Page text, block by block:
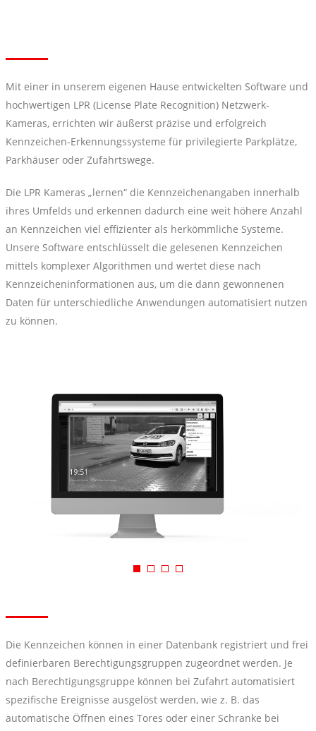
Mit einer in unserem eigenen Hause entwickelten Software und
hochwertigen LPR (License Plate Recognition) Netzwerk-
Kameras, errichten wir äußerst präzise und erfolgreich
Kennzeichen-Erkennungssysteme für privilegierte Parkplätze,
Parkhäuser oder Zufahrtswege.
Die LPR Kameras „lernen“ die Kennzeichenangaben innerhalb
ihres Umfelds und erkennen dadurch eine weit höhere Anzahl
an Kennzeichen viel effizienter als herkömmliche Systeme.
Unsere Software entschlüsselt die gelesenen Kennzeichen
mittels komplexer Algorithmen und wertet diese nach
Kennzeicheninformationen aus, um die dann gewonnenen
Daten für unterschiedliche Anwendungen automatisiert nutzen
zu können.
Die Kennzeichen können in einer Datenbank registriert und frei
definierbaren Berechtigungsgruppen zugeordnet werden. Je
nach Berechtigungsgruppe können bei Zufahrt automatisiert
spezifische Ereignisse ausgelöst werden, wie z. B. das
automatische Öffnen eines Tores oder einer Schranke bei